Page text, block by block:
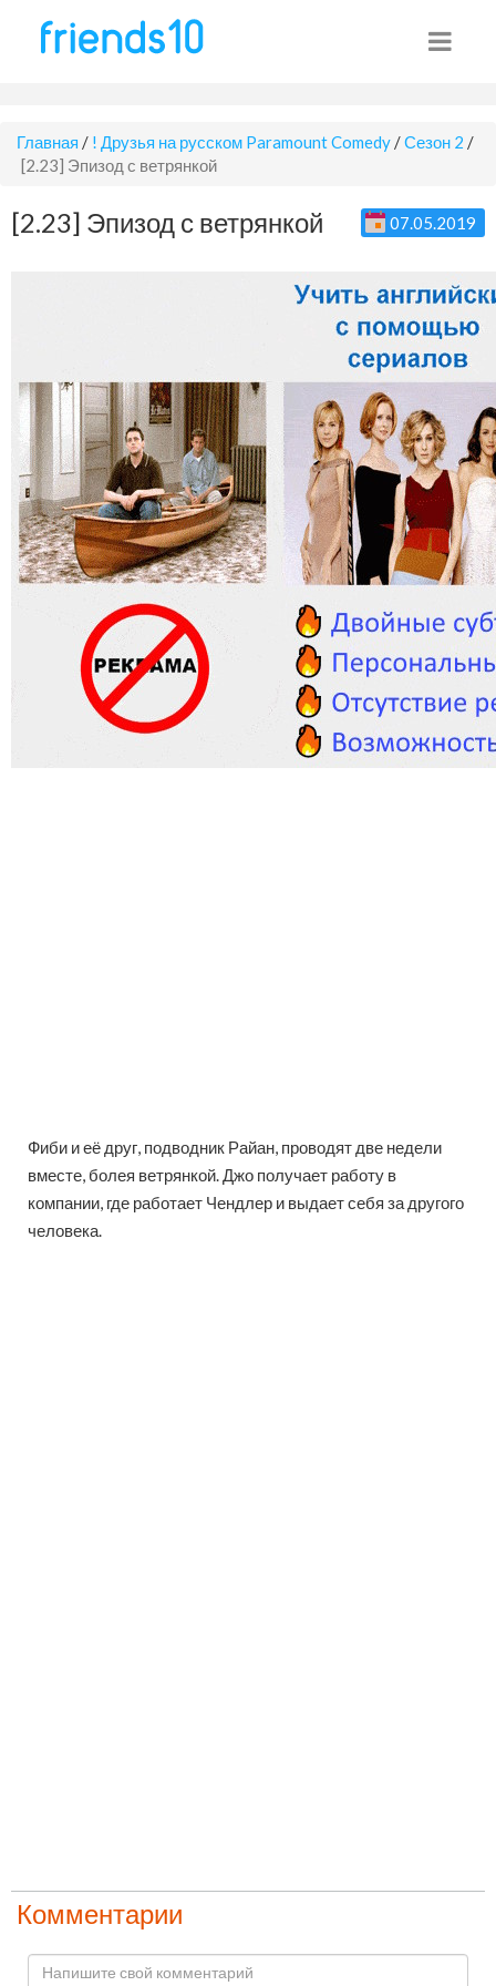
Главная / ! Друзья на русском Paramount Comedy /Сезон 2 /
[2.23] Эпизод с ветрянкой
[2.23] Эпизод с ветрянкой 07.05.2019
Фиби и её друг, подводник Райан, проводят две недели
вместе, болея ветрянкой. Джо получает работу в
компании, где работает Чендлер и выдает себя за другого
человека.
Комментарии